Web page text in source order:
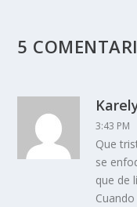
5
3:43 PM
Que
se
que de